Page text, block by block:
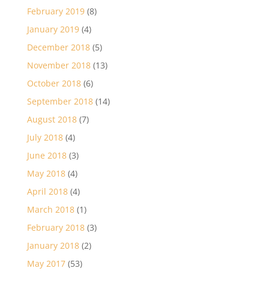
February 2019(8)
January 2019(4)
December 2018(5)
November 2018(13)
October 2018(6)
September 2018(14)
August 2018(7)
July 2018(4)
June 2018(3)
May 2018(4)
April 2018(4)
March 2018(1)
February 2018(3)
January 2018(2)
May 2017(53)